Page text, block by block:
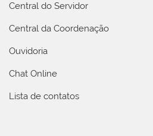
Central do Servidor
Central da Coordenação
Ouvidoria
Chat Online
Lista de contatos